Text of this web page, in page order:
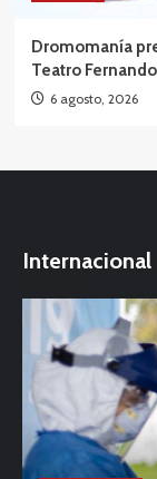
Dromomanía
Teatro
6 agosto, 2026
Internacional